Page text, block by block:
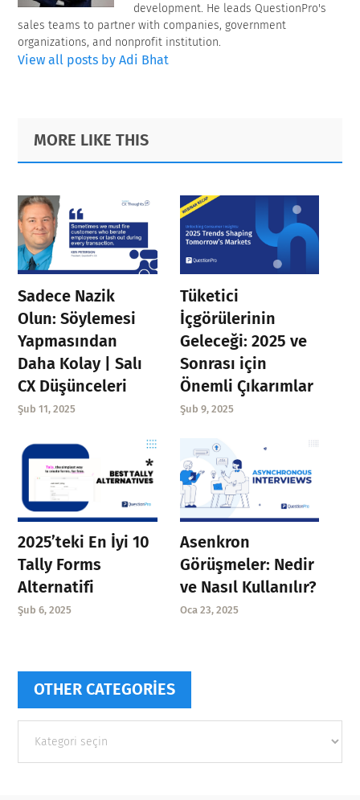
development. He leads QuestionPro's
sales teams to partner with companies, government
organizations, and nonprofit institution.
View all posts by Adi Bhat
Primary
Sidebar
Footer
MORE LIKE THIS
Sadece Nazik
Olun: Söylemesi
Yapmasından
Daha Kolay | Salı
CX Düşünceleri
Şub 11, 2025
Tüketici
İçgörülerinin
Geleceği: 2025 ve
Sonrası için
Önemli Çıkarımlar
Şub 9, 2025
2025’teki En İyi 10
Tally Forms
Alternatifi
Şub 6, 2025
Asenkron
Görüşmeler: Nedir
ve Nasıl Kullanılır?
Oca 23, 2025
OTHER CATEGORIES
categories